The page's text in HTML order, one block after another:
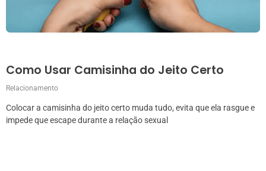
Como Usar Camisinha do Jeito Certo
Relacionamento
Colocar a camisinha do jeito certo muda tudo, evita que ela rasgue e
impede que escape durante a relação sexual